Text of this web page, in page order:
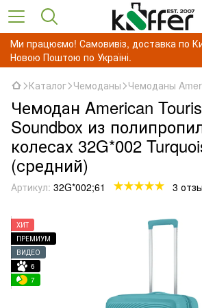
Ми працюємо! Самовивіз, доставка по
Новою Поштою по Україні.
Каталог Чемоданы Чемоданы
Чемодан American
Soundbox из
колесах 32G*002
(средний)
Артикул: 32G*002;61 3
ХИТ
ПРЕМИУМ
ВИДЕО
6
7